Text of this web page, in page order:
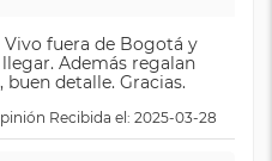
fuera de Bogotá y
Además regalan
detalle. Gracias.
Recibida el: 2025-03-28